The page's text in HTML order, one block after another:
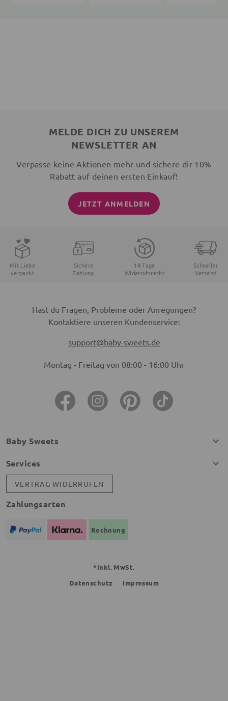
MELDE DICH ZU UNSEREM
NEWSLETTER AN
Verpasse keine Aktionen mehr und sichere dir 10%
Rabatt auf deinen ersten Einkauf!
JETZT ANMELDEN
Mit Liebe
verpackt
Sichere
Zahlung
14 Tage
Widerrufsrecht
Schneller
Versand
Hast du Fragen, Probleme oder Anregungen?
Kontaktiere unseren Kundenservice:
support@baby-sweets.de
Montag - Freitag von 08:00 - 16:00 Uhr
Baby Sweets
Services
VERTRAG WIDERRUFEN
Zahlungsarten
Rechnung
*inkl. MwSt.
Datenschutz
Impressum